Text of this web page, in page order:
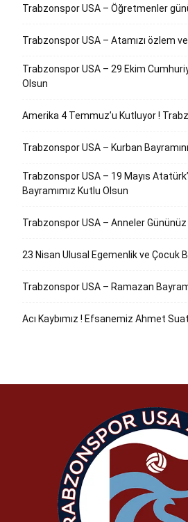
Trabzonspor USA – Öğretmenler
Trabzonspor USA – Atamızı özlem
Trabzonspor USA – 29 Ekim
Olsun
Amerika 4 Temmuz’u Kutluyor !
Trabzonspor USA – Kurban
Trabzonspor USA – 19 Mayıs
Bayramımız Kutlu Olsun
Trabzonspor USA – Anneler
23 Nisan Ulusal Egemenlik ve Çocuk
Trabzonspor USA – Ramazan
Acı Kaybımız ! Efsanemiz Ahmet